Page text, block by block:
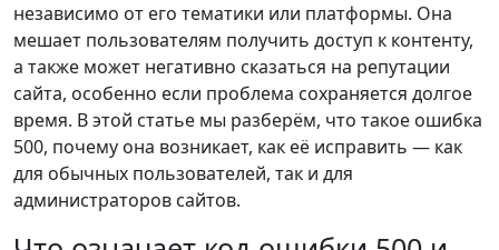
независимо от его тематики или платформы. Она
мешает пользователям получить доступ к контенту,
а также может негативно сказаться на репутации
сайта, особенно если проблема сохраняется долгое
время. В этой статье мы разберём, что такое ошибка
500, почему она возникает, как её исправить — как
для обычных пользователей, так и для
администраторов сайтов.